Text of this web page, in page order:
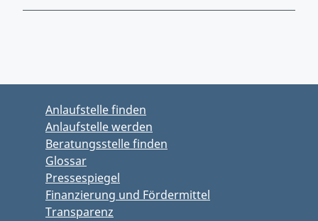
Anlaufstelle finden
Anlaufstelle werden
Beratungsstelle finden
Glossar
Pressespiegel
Finanzierung und Fördermittel
Transparenz